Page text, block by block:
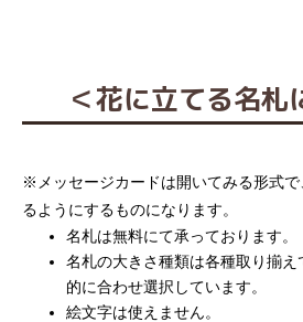
＜花に立てる名札
※メッセージカードは開いてみる形式で
るようにするものになります。
名札は無料にて承っております。
名札の大きさ種類は各種取り揃え
的に合わせ選択しています。
絵文字は使えません。